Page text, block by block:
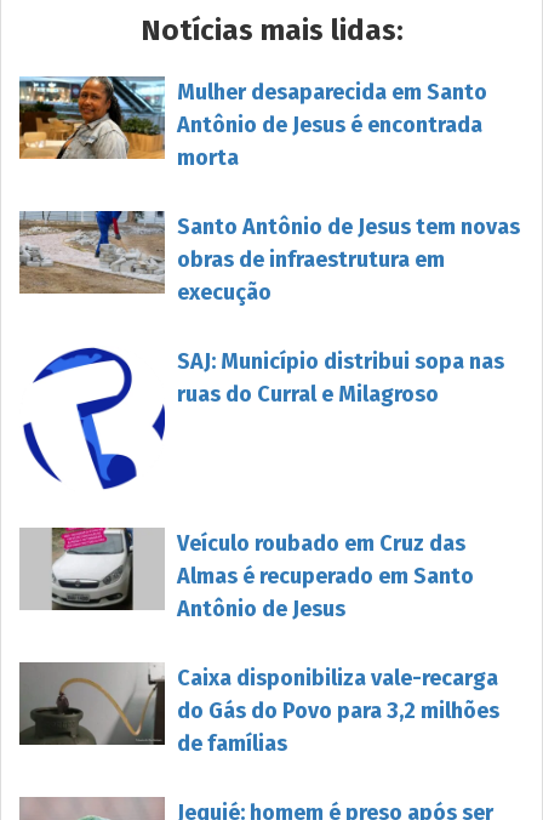
Notícias mais lidas:
Mulher desaparecida em Santo
Antônio de Jesus é encontrada
morta
Santo Antônio de Jesus tem novas
obras de infraestrutura em
execução
SAJ: Município distribui sopa nas
ruas do Curral e Milagroso
Veículo roubado em Cruz das
Almas é recuperado em Santo
Antônio de Jesus
Caixa disponibiliza vale-recarga
do Gás do Povo para 3,2 milhões
de famílias
Jequié: homem é preso após ser